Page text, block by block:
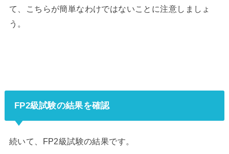
て、こちらが簡単なわけではないことに注意しましょ
う。
FP2級試験の結果を確認
続いて、FP2級試験の結果です。